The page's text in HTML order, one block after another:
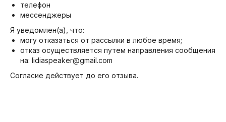
телефон
мессенджеры
Я уведомлен(а), что:
могу отказаться от рассылки в любое время;
отказ осуществляется путем направления сообщения
на: lidiaspeaker@gmail.com
Согласие действует до его отзыва.